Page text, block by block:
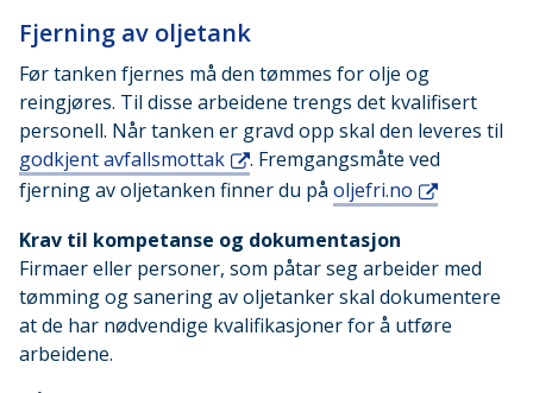
Fjerning av oljetank
Før tanken fjernes må den tømmes for olje og
reingjøres. Til disse arbeidene trengs det kvalifisert
personell. Når tanken er gravd opp skal den leveres til
godkjent avfallsmottak
. Fremgangsmåte ved
fjerning av oljetanken finner du på oljefri.no
Krav til kompetanse og dokumentasjon
Firmaer eller personer, som påtar seg arbeider med
tømming og sanering av oljetanker skal dokumentere
at de har nødvendige kvalifikasjoner for å utføre
arbeidene.